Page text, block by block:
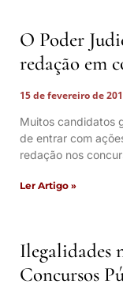
O Poder
redação em
15 de fevereiro de
Muitos candidatos
de entrar com
redação nos
Ler Artigo »
Ilegalidades
Concursos